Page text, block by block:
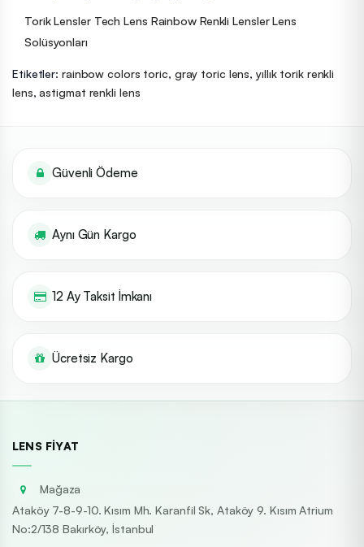
Torik Lensler Tech Lens Rainbow Renkli Lensler Lens
Solüsyonları
Etiketler: rainbow colors toric, gray toric lens,yıllık torik renkli
lens,astigmat renkli lens
Güvenli Ödeme
Aynı Gün Kargo
12 Ay Taksit İmkanı
Ücretsiz Kargo
LENS FIYAT
Mağaza
Ataköy 7-8-9-10. Kısım Mh. Karanfil Sk, Ataköy 9. Kısım Atrium
No:2/138 Bakırköy, İstanbul